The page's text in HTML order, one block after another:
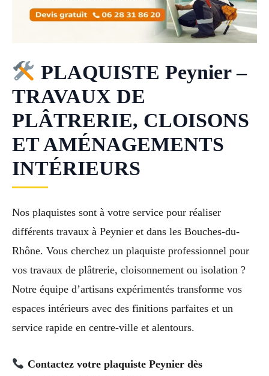
PLAQUISTE Peynier –
TRAVAUX DE
PLÂTRERIE, CLOISONS
ET AMÉNAGEMENTS
INTÉRIEURS
Nos plaquistes sont à votre service pour réaliser
différents travaux à Peynier et dans les Bouches-du-
Rhône. Vous cherchez un plaquiste professionnel pour
vos travaux de plâtrerie, cloisonnement ou isolation ?
Notre équipe d’artisans expérimentés transforme vos
espaces intérieurs avec des finitions parfaites et un
service rapide en centre-ville et alentours.
Contactez votre plaquiste Peynier dès